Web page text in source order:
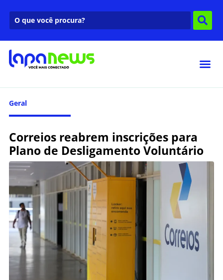
Geral
Correios reabrem inscrições para
Plano de Desligamento Voluntário